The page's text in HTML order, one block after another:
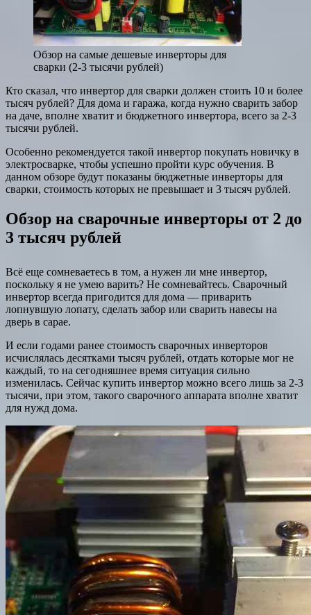
Обзор на самые дешевые инверторы для
сварки (2-3 тысячи рублей)
Кто сказал, что инвертор для сварки должен стоить 10 и более
тысяч рублей? Для дома и гаража, когда нужно сварить забор
на даче, вполне хватит и бюджетного инвертора, всего за 2-3
тысячи рублей.
Особенно рекомендуется такой инвертор покупать новичку в
электросварке, чтобы успешно пройти курс обучения. В
данном обзоре будут показаны бюджетные инверторы для
сварки, стоимость которых не превышает и 3 тысяч рублей.
Обзор на сварочные инверторы от 2 до
3 тысяч рублей
Всё еще сомневаетесь в том, а нужен ли мне инвертор,
поскольку я не умею варить? Не сомневайтесь. Сварочный
инвертор всегда пригодится для дома — приварить
лопнувшую лопату, сделать забор или сварить навесы на
дверь в сарае.
И если годами ранее стоимость сварочных инверторов
исчислялась десятками тысяч рублей, отдать которые мог не
каждый, то на сегодняшнее время ситуация сильно
изменилась. Сейчас купить инвертор можно всего лишь за 2-3
тысячи, при этом, такого сварочного аппарата вполне хватит
для нужд дома.